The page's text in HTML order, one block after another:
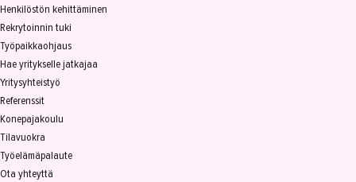
YHTEYSTIEDOT
Henkilöstön kehittäminen
Rekrytoinnin tuki
Työpaikkaohjaus
Hae yritykselle jatkajaa
Yritysyhteistyö
Referenssit
Konepajakoulu
Tilavuokra
Työelämäpalaute
Ota yhteyttä